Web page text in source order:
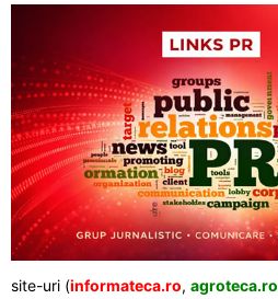
site-uri (informateca.ro, agroteca.ro